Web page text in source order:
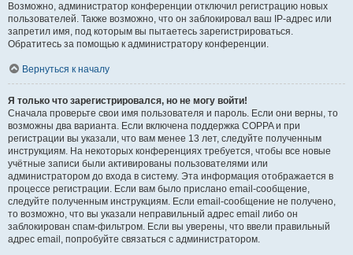
Возможно, администратор конференции отключил регистрацию новых
пользователей. Также возможно, что он заблокировал ваш IP-адрес или
запретил имя, под которым вы пытаетесь зарегистрироваться.
Обратитесь за помощью к администратору конференции.
Вернуться к началу
Я только что зарегистрировался, но не могу войти!
Сначала проверьте свои имя пользователя и пароль. Если они верны, то
возможны два варианта. Если включена поддержка COPPA и при
регистрации вы указали, что вам менее 13 лет, следуйте полученным
инструкциям. На некоторых конференциях требуется, чтобы все новые
учётные записи были активированы пользователями или
администратором до входа в систему. Эта информация отображается в
процессе регистрации. Если вам было прислано email-сообщение,
следуйте полученным инструкциям. Если email-сообщение не получено,
то возможно, что вы указали неправильный адрес email либо он
заблокирован спам-фильтром. Если вы уверены, что ввели правильный
адрес email, попробуйте связаться с администратором.